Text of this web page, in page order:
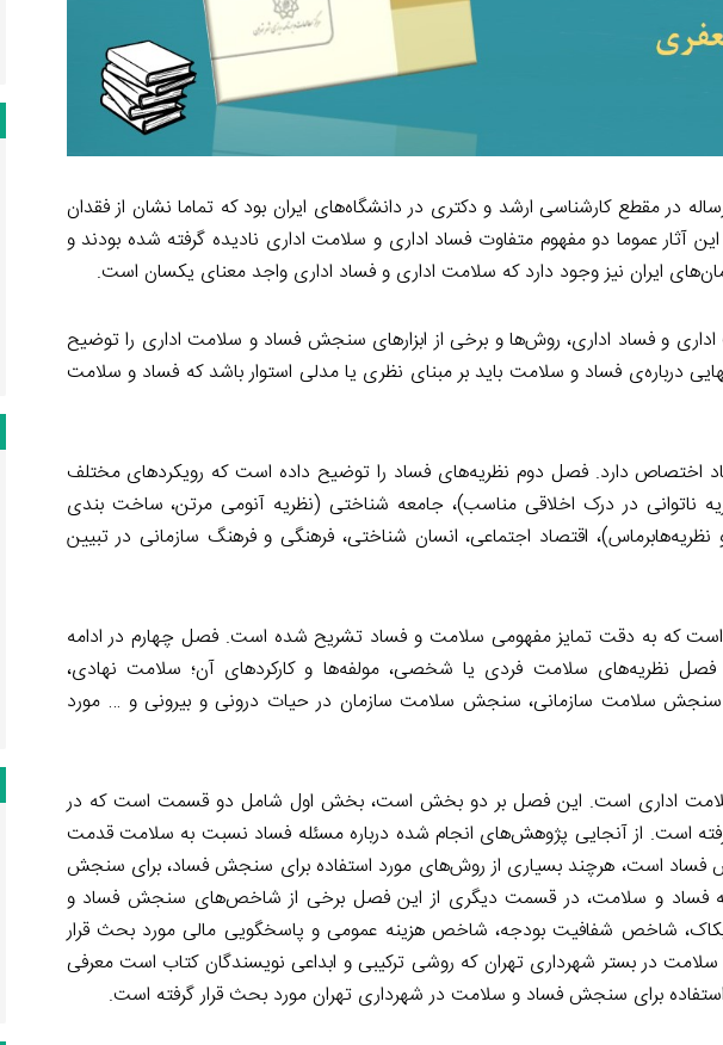
دیگری که منجر به تالیف این اثر شده، مرور بیش از ۵۰ رساله در مقطع کارشناسی ارشد و دکتری در دانشگاه‌های ایران بود که تماما نشان از فقدان
آثار عموما دو مفهوم متفاوت فساد اداری و سلامت اداری نادیده گرفته شده بودند و
ایران نیز وجود دارد که سلامت اداری و فساد اداری واجد معنای یکسان است.
و فساد اداری، روش‌ها و برخی از ابزارهای سنجش فساد و سلامت اداری را توضیح
درباره‌ی فساد و سلامت باید بر مبنای نظری یا مدلی استوار باشد که فساد و سلامت
دارد. فصل دوم نظریه‌های فساد را توضیح داده است که رویکردهای مختلف
ناتوانی در درک اخلاقی مناسب)، جامعه شناختی (نظریه آنومی مرتن، ساخت بندی
نظریه‌هابرماس)، اقتصاد اجتماعی، انسان شناختی، فرهنگی و فرهنگ سازمانی در تبیین
که به دقت تمایز مفهومی سلامت و فساد تشریح شده است. فصل چهارم در ادامه
نظریه‌های سلامت فردی یا شخصی، مولفه‌ها و کارکردهای آن؛ سلامت نهادی،
سنجش سلامت سازمانی، سنجش سلامت سازمان در حیات درونی و بیرونی و … مورد
اداری است. این فصل بر دو بخش است، بخش اول شامل دو قسمت است که در
از آنجایی پژوهش‌های انجام شده درباره مسئله فساد نسبت به سلامت قدمت
است، هرچند بسیاری از روش‌های مورد استفاده برای سنجش فساد، برای سنجش
فساد و سلامت، در قسمت دیگری از این فصل برخی از شاخص‌های سنجش فساد و
شاخص شفافیت بودجه، شاخص هزینه عمومی و پاسخگویی مالی مورد بحث قرار
در بستر شهرداری تهران که روشی ترکیبی و ابداعی نویسندگان کتاب است معرفی
برای سنجش فساد و سلامت در شهرداری تهران مورد بحث قرار گرفته است.